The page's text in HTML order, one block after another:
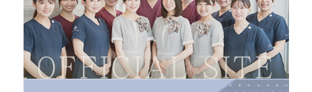
OFFICIAL SITE